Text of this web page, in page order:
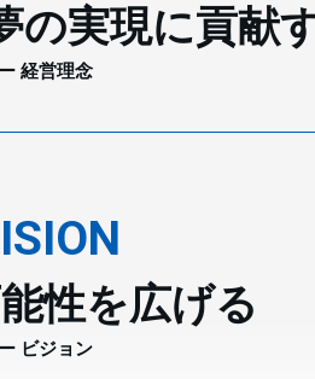
の実現に貢献
ー 経営理念
性を広げる
ー ビジョン